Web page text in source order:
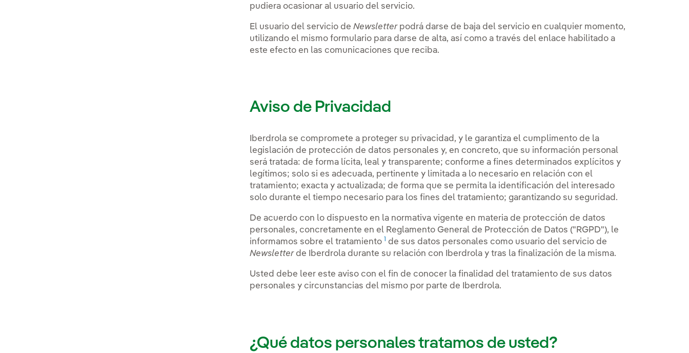
pudiera ocasionar al usuario del servicio.
El usuario del servicio deNewsletter podrá darse de baja del servicio en cualquier momento,
utilizando el mismo formulario para darse de alta, así como a través del enlace habilitado a
este efecto en las comunicaciones que reciba.
Aviso de Privacidad
Iberdrola se compromete a proteger su privacidad, y le garantiza el cumplimento de la
legislación de protección de datos personales y, en concreto, que su información personal
será tratada: de forma lícita, leal y transparente; conforme a fines determinados explícitos y
legítimos; solo si es adecuada, pertinente y limitada a lo necesario en relación con el
tratamiento; exacta y actualizada; de forma que se permita la identificación del interesado
solo durante el tiempo necesario para los fines del tratamiento; garantizando su seguridad.
De acuerdo con lo dispuesto en la normativa vigente en materia de protección de datos
personales, concretamente en el Reglamento General de Protección de Datos ("RGPD"), le
informamos sobre el tratamiento 1 de sus datos personales como usuario del servicio de
Newsletter de Iberdrola durante su relación con Iberdrola y tras la finalización de la misma.
Usted debe leer este aviso con el fin de conocer la finalidad del tratamiento de sus datos
personales y circunstancias del mismo por parte de Iberdrola.
¿Qué datos personales tratamos de usted?